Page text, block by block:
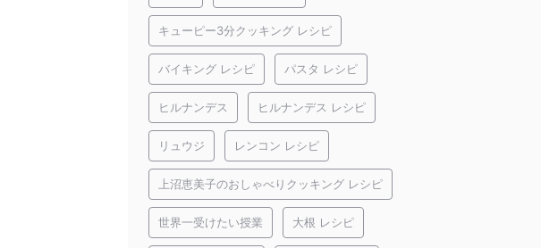
キューピー3分クッキング レシピ
バイキング レシピ パスタ レシピ
ヒルナンデス ヒルナンデス レシピ
リュウジ レンコン レシピ
上沼恵美子のおしゃべりクッキング レシピ
世界一受けたい授業 大根 レシピ